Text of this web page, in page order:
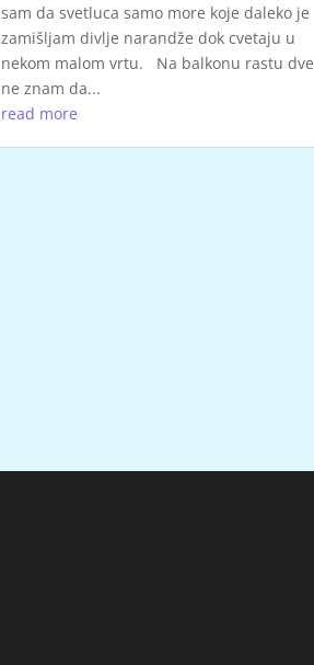
sam da svetluca samo more koje daleko je
zamišljam divlje narandže dok cvetaju u
nekom malom vrtu. Na balkonu rastu dve
ne znam da...
read more